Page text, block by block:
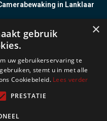
in Lanklaar
in Lauw
in
Leopoldsburg
in Leut
in Linkhout
×
gebruik
uw gebruikerservaring te
stemt u in met alle
Cookiebeleid. Lees verder
PRESTATIE